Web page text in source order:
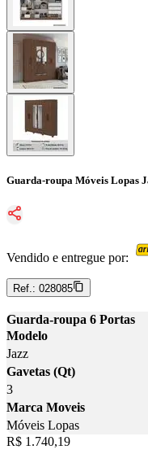
Guarda-roupa Móveis Lopas
Vendido e entregue por:
Ref.: 028085
Guarda-roupa 6 Portas
Modelo
Jazz
Gavetas (Qt)
3
Marca Moveis
Móveis Lopas
Price:
R$ 1.740,19